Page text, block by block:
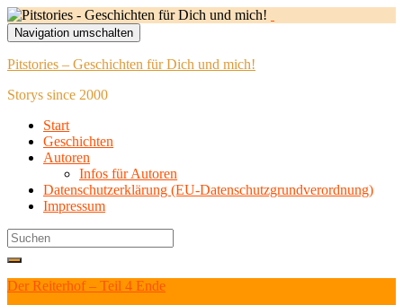
Navigation umschalten
Pitstories – Geschichten für Dich und mich!
Storys since 2000
Start
Geschichten
Autoren
Infos für Autoren
Datenschutzerklärung (EU-Datenschutzgrundverordnung)
Impressum
Search
for:
Der Reiterhof – Teil 4 Ende